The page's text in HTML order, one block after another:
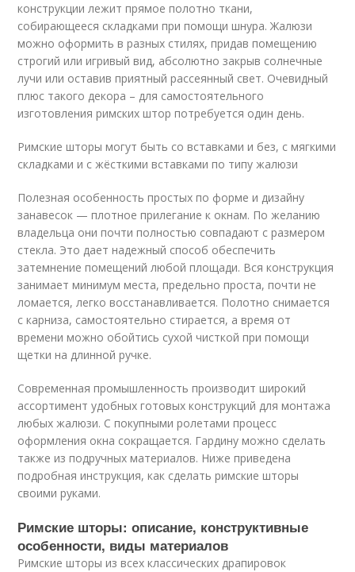
конструкции лежит прямое полотно ткани,
собирающееся складками при помощи шнура. Жалюзи
можно оформить в разных стилях, придав помещению
строгий или игривый вид, абсолютно закрыв солнечные
лучи или оставив приятный рассеянный свет. Очевидный
плюс такого декора – для самостоятельного
изготовления римских штор потребуется один день.
Римские шторы могут быть со вставками и без, с мягкими
складками и с жёсткими вставками по типу жалюзи
Полезная особенность простых по форме и дизайну
занавесок — плотное прилегание к окнам. По желанию
владельца они почти полностью совпадают с размером
стекла. Это дает надежный способ обеспечить
затемнение помещений любой площади. Вся конструкция
занимает минимум места, предельно проста, почти не
ломается, легко восстанавливается. Полотно снимается
с карниза, самостоятельно стирается, а время от
времени можно обойтись сухой чисткой при помощи
щетки на длинной ручке.
Современная промышленность производит широкий
ассортимент удобных готовых конструкций для монтажа
любых жалюзи. С покупными ролетами процесс
оформления окна сокращается. Гардину можно сделать
также из подручных материалов. Ниже приведена
подробная инструкция, как сделать римские шторы
своими руками.
Римские шторы: описание, конструктивные
особенности, виды материалов
Римские шторы из всех классических драпировок